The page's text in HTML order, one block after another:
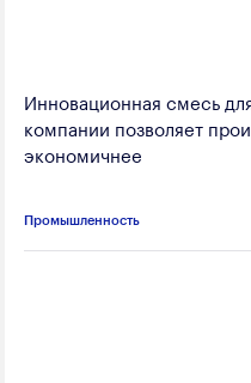
Инновационная смесь
компании позволяет
экономичнее
Промышленность